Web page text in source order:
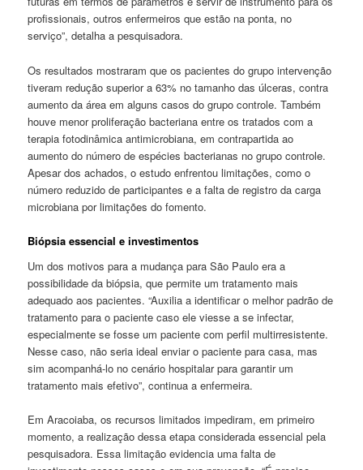
profissionais, outros enfermeiros que estão na ponta, no
serviço”, detalha a pesquisadora.
Os resultados mostraram que os pacientes do grupo intervenção
tiveram redução superior a 63% no tamanho das úlceras, contra
aumento da área em alguns casos do grupo controle. Também
houve menor proliferação bacteriana entre os tratados com a
terapia fotodinâmica antimicrobiana, em contrapartida ao
aumento do número de espécies bacterianas no grupo controle.
Apesar dos achados, o estudo enfrentou limitações, como o
número reduzido de participantes e a falta de registro da carga
microbiana por limitações do fomento.
Biópsia essencial e investimentos
Um dos motivos para a mudança para São Paulo era a
possibilidade da biópsia, que permite um tratamento mais
adequado aos pacientes. “Auxilia a identificar o melhor padrão de
tratamento para o paciente caso ele viesse a se infectar,
especialmente se fosse um paciente com perfil multirresistente.
Nesse caso, não seria ideal enviar o paciente para casa, mas
sim acompanhá-lo no cenário hospitalar para garantir um
tratamento mais efetivo”, continua a enfermeira.
Em Aracoiaba, os recursos limitados impediram, em primeiro
momento, a realização dessa etapa considerada essencial pela
pesquisadora. Essa limitação evidencia uma falta de